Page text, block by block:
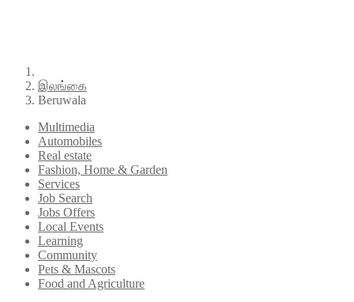
இலங்கை
Beruwala
Multimedia
Automobiles
Real estate
Fashion, Home & Garden
Services
Job Search
Jobs Offers
Local Events
Learning
Community
Pets & Mascots
Food and Agriculture